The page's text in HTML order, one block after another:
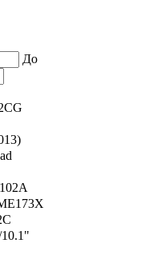
До